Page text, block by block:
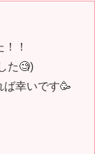
！
た🧐)
ば幸いです🥳